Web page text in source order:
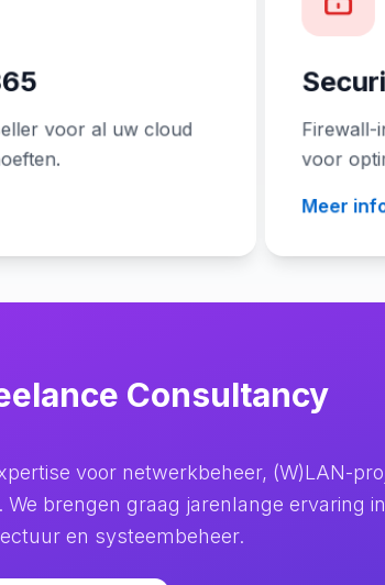
voor al uw cloud Firewall-
voor
Meer
Consultancy
voor netwerkbeheer, (W)LAN-
We brengen graag jarenlange ervaring in
en systeembeheer.